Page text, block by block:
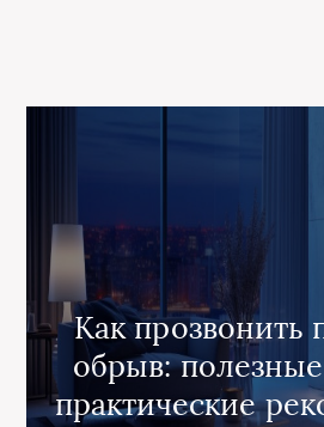
Как прозвонить
обрыв:
практические